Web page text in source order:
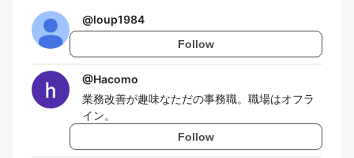
@loup1984
Follow
@Hacomo
業務改善が趣味なただの事務職。職場はオフラ
イン。
Follow